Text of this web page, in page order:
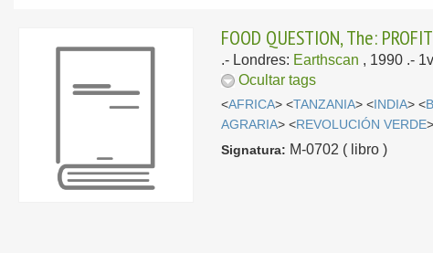
FOOD QUESTION, The:
.- Londres: Earthscan , 1990 .-
Ocultar tags
<AFRICA> <TANZANIA> <INDIA> <
AGRARIA> <REVOLUCIÓN VERDE
Signatura: M-0702 ( libro )